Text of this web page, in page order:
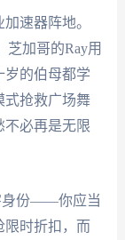
速器阵地。
芝加哥的Ray用
岁的伯母都学
式抢救广场舞
不必再是无限
身份——你应当
限时折扣，而